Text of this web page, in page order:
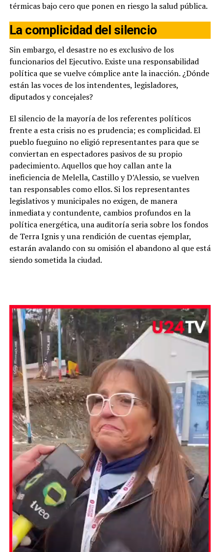
térmicas bajo cero que ponen en riesgo la salud pública.
La complicidad del silencio
Sin embargo, el desastre no es exclusivo de los
funcionarios del Ejecutivo. Existe una responsabilidad
política que se vuelve cómplice ante la inacción. ¿Dónde
están las voces de los intendentes, legisladores,
diputados y concejales?
El silencio de la mayoría de los referentes políticos
frente a esta crisis no es prudencia; es complicidad. El
pueblo fueguino no eligió representantes para que se
conviertan en espectadores pasivos de su propio
padecimiento. Aquellos que hoy callan ante la
ineficiencia de Melella, Castillo y D’Alessio, se vuelven
tan responsables como ellos. Si los representantes
legislativos y municipales no exigen, de manera
inmediata y contundente, cambios profundos en la
política energética, una auditoría seria sobre los fondos
de Terra Ignis y una rendición de cuentas ejemplar,
estarán avalando con su omisión el abandono al que está
siendo sometida la ciudad.